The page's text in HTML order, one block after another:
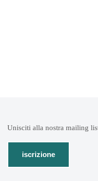
Unisciti alla nostra mailing